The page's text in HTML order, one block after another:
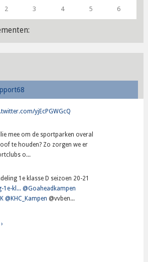
2 3 4 5 6
yjEcPGWGcQ
mee om de sportparken overal
te houden? Zo zorgen we er
o...
1e klasse D seizoen 20-21
1e-kl... @Goaheadkampen
@KHC_Kampen @vvben...